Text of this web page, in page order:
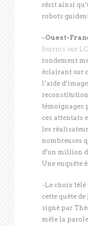
récit ainsi
robots
–Ouest-
fournis sur
rondement
éclairant sur
l’aide
témoignages
ces attentats
les
nombreuses
d’un million
Une enquête
-Le choix télé
cette quête
signé par
mêle la